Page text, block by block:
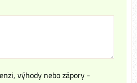
výhody nebo zápory -